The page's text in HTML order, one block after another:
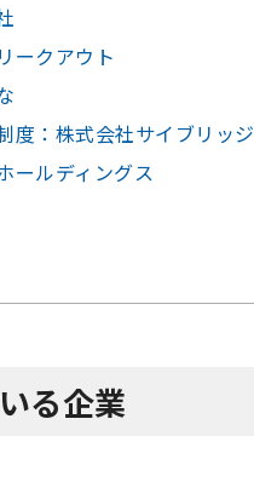
ークアウト
度：株式会社サイブリッジ
ールディングス
る企業